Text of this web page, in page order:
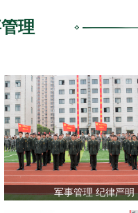
理
军事管理 纪律严明